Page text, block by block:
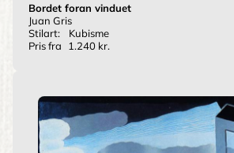
Bordet foran vinduet
Juan Gris
Stilart:
Kubisme
Pris fra
1.240 kr.